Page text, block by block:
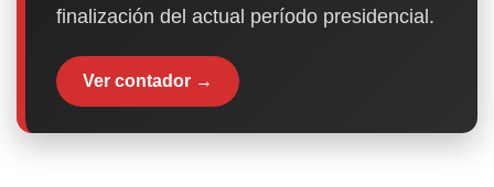
finalización del actual período presidencial.
Ver contador →